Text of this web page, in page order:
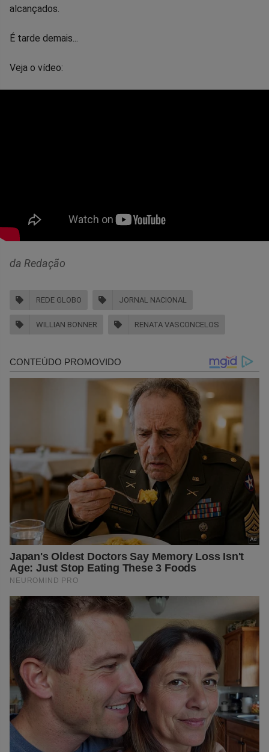
alcançados.
É tarde demais...
Veja o vídeo:
da Redação
REDE GLOBO JORNAL NACIONAL
WILLIAN BONNER RENATA VASCONCELOS